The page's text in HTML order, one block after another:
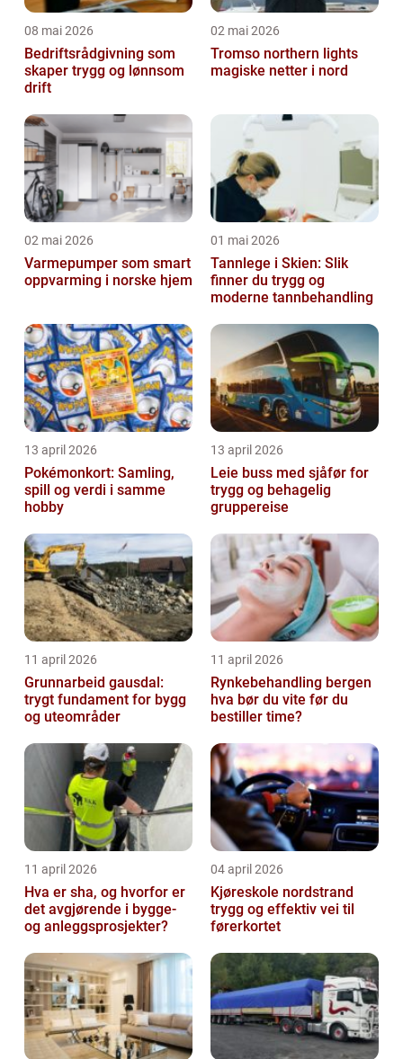
08 mai 2026
Bedriftsrådgivning som
skaper trygg og lønnsom
drift
02 mai 2026
Tromso northern lights
magiske netter i nord
02 mai 2026
Varmepumper som smart
oppvarming i norske hjem
01 mai 2026
Tannlege i Skien: Slik
finner du trygg og
moderne tannbehandling
13 april 2026
Pokémonkort: Samling,
spill og verdi i samme
hobby
13 april 2026
Leie buss med sjåfør for
trygg og behagelig
gruppereise
11 april 2026
Grunnarbeid gausdal:
trygt fundament for bygg
og uteområder
11 april 2026
Rynkebehandling bergen
hva bør du vite før du
bestiller time?
11 april 2026
Hva er sha, og hvorfor er
det avgjørende i bygge-
og anleggsprosjekter?
04 april 2026
Kjøreskole nordstrand
trygg og effektiv vei til
førerkortet